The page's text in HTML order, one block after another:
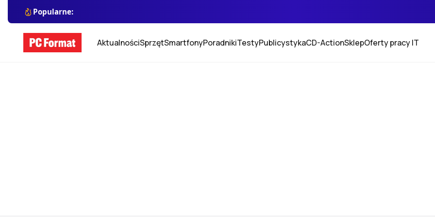
Popularne:
AktualnościSprzętSmartfonyPoradnikiTestyPublicystykaCD-ActionSklepOferty pracy IT